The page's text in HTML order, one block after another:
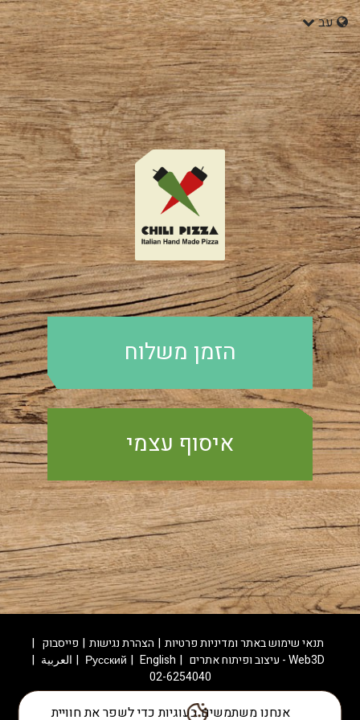
עב
ברוך
שובך
הזמן משלוח
איסוף עצמי
תנאי שימוש באתר ומדיניות פרטיות הצהרת נגישות
פייסבוק
Web3D - עיצוב ופיתוח אתרים
English
Русский
العربية
02-6254040
אנחנו משתמשים בעוגיות כדי לשפר את חוויית